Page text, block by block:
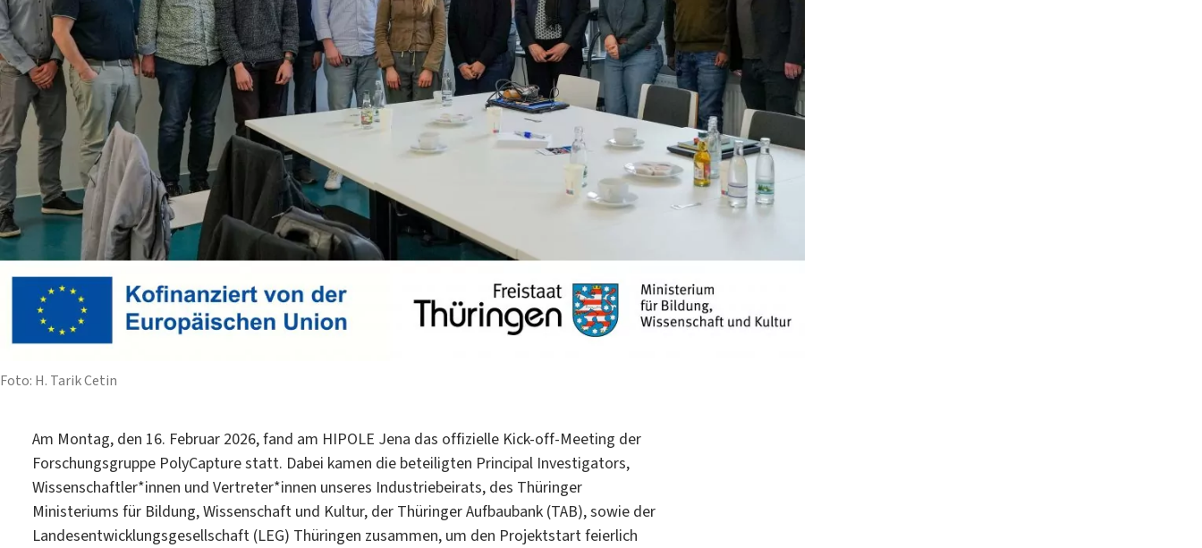
Foto: H. Tarik Cetin
Am Montag, den 16. Februar 2026, fand am HIPOLE Jena das offizielle Kick-off-Meeting der
Forschungsgruppe PolyCapture statt. Dabei kamen die beteiligten Principal Investigators,
Wissenschaftler*innen und Vertreter*innen unseres Industriebeirats, des Thüringer
Ministeriums für Bildung, Wissenschaft und Kultur, der Thüringer Aufbaubank (TAB), sowie der
Landesentwicklungsgesellschaft (LEG) Thüringen zusammen, um den Projektstart feierlich